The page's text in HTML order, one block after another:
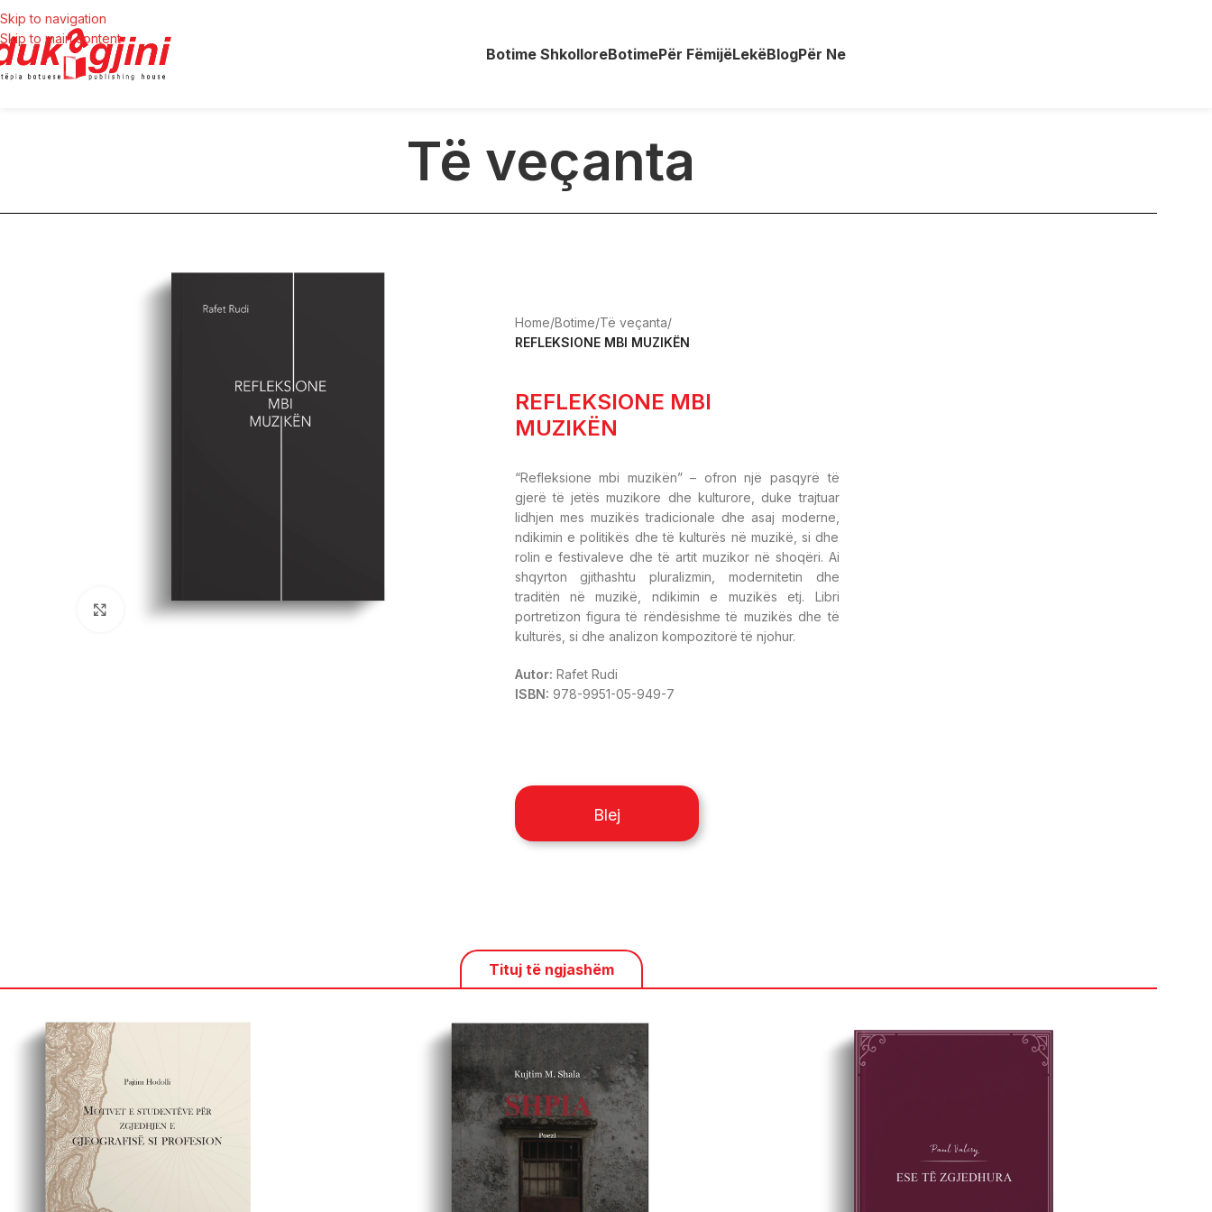
Skip to navigation
Skip to main content
Botime ShkolloreBotimePër FëmijëLekëBlogPër Ne
Të veçanta
Click to enlarge
Home/Botime/Të veçanta/
REFLEKSIONE MBI MUZIKËN
REFLEKSIONE MBI
MUZIKËN
“Refleksione mbi muzikën” – ofron një pasqyrë të
gjerë të jetës muzikore dhe kulturore, duke trajtuar
lidhjen mes muzikës tradicionale dhe asaj moderne,
ndikimin e politikës dhe të kulturës në muzikë, si dhe
rolin e festivaleve dhe të artit muzikor në shoqëri. Ai
shqyrton gjithashtu pluralizmin, modernitetin dhe
traditën në muzikë, ndikimin e muzikës etj. Libri
portretizon figura të rëndësishme të muzikës dhe të
kulturës, si dhe analizon kompozitorë të njohur.
Autor: Rafet Rudi
ISBN: 978-9951-05-949-7
Blej
Tituj të ngjashëm